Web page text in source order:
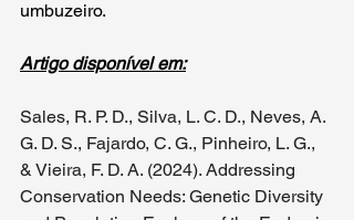
umbuzeiro.
Artigo disponível em:
Sales, R. P. D., Silva, L. C. D., Neves, A.
G. D. S., Fajardo, C. G., Pinheiro, L. G.,
& Vieira, F. D. A. (2024). Addressing
Conservation Needs: Genetic Diversity